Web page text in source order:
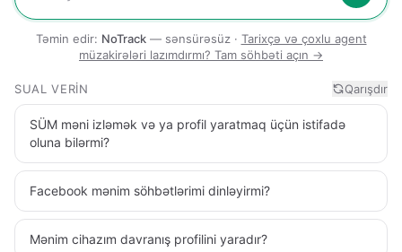
SUAL VERIN Qarışdır
SÜM məni izləmək və ya profil yaratmaq üçün istifadə
oluna bilərmi?
Facebook mənim söhbətlərimi dinləyirmi?
Mənim cihazım davranış profilini yaradır?
Təmin edir: NoTrack— sənsürəsüz · Tarixçə və çoxlu agent
müzakirələri lazımdırmı? Tam söhbəti açın →